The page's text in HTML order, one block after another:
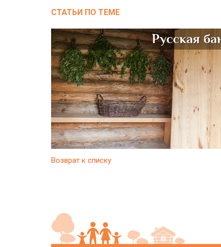
СТАТЬИ ПО ТЕМЕ
Русская
Возврат к списку